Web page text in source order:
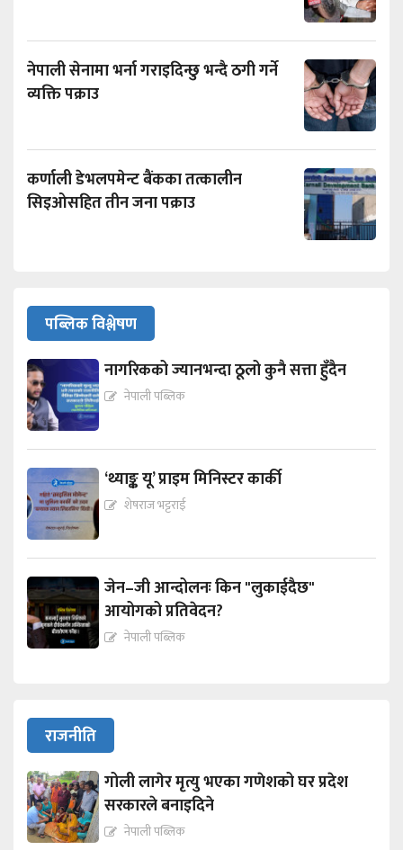
नेपाली सेनामा भर्ना गराइदिन्छु भन्दै ठगी गर्ने
व्यक्ति पक्राउ
कर्णाली डेभलपमेन्ट बैंकका तत्कालीन
सिइओसहित तीन जना पक्राउ
पब्लिक विश्लेषण
नागरिकको ज्यानभन्दा ठूलो कुनै सत्ता हुँदैन
नेपाली पब्लिक
‘थ्याङ्क यू’ प्राइम मिनिस्टर कार्की
शेषराज भट्टराई
जेन–जी आन्दोलनः किन "लुकाईदैछ"
आयोगको प्रतिवेदन?
नेपाली पब्लिक
राजनीति
गोली लागेर मृत्यु भएका गणेशको घर प्रदेश
सरकारले बनाइदिने
नेपाली पब्लिक